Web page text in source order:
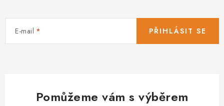
E-mail PŘIHLÁSIT SE
Pomůžeme vám s výběrem